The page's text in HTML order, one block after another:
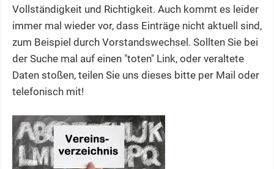
Vollständigkeit und Richtigkeit. Auch kommt es leider
immer mal wieder vor, dass Einträge nicht aktuell sind,
zum Beispiel durch Vorstandswechsel. Sollten Sie bei
der Suche mal auf einen "toten" Link, oder veraltete
Daten stoßen, teilen Sie uns dieses bitte per Mail oder
telefonisch mit!